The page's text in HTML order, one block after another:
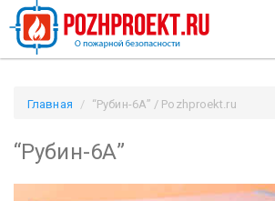
Главная “Рубин-6А” / Pozhproekt.ru
“Рубин-6А”